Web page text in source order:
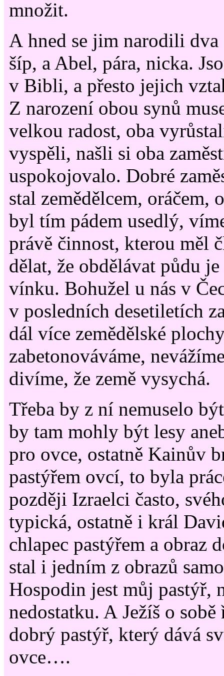
množit.
A hned se jim narodili
šíp, a Abel, pára, nicka.
v Bibli, a přesto jejich
Z narození obou synů
velkou radost, oba
vyspěli, našli si oba
uspokojovalo. Dobré
stal zemědělcem, oráčem,
byl tím pádem usedlý,
právě činnost, kterou měl
dělat, že obdělávat půdu
vínku. Bohužel u nás v
v posledních desetiletích
dál více zemědělské
zabetonováváme,
divíme, že země vysychá.
Třeba by z ní nemuselo
by tam mohly být lesy
pro ovce, ostatně Kainův
pastýřem ovcí, to byla
později Izraelci často,
typická, ostatně i král
chlapec pastýřem a obraz
stal i jedním z obrazů
Hospodin jest můj pastýř,
nedostatku. A Ježíš o sobě
dobrý pastýř, který dává
ovce….